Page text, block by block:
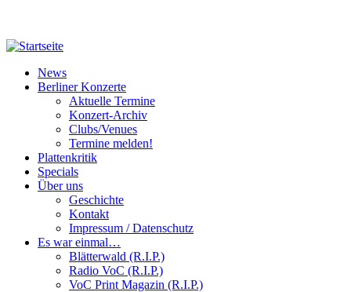
News
Berliner Konzerte
Aktuelle Termine
Konzert-Archiv
Clubs/Venues
Termine melden!
Plattenkritik
Specials
Über uns
Geschichte
Kontakt
Impressum / Datenschutz
Es war einmal…
Blätterwald (R.I.P.)
Radio VoC (R.I.P.)
VoC Print Magazin (R.I.P.)